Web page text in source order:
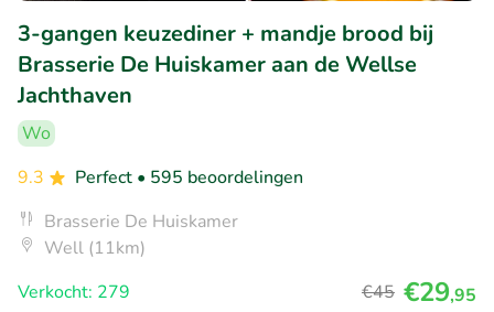
3-gangen keuzediner + mandje brood bij
Brasserie De Huiskamer aan de Wellse
Jachthaven
Wo
9.3
Perfect • 595 beoordelingen
Brasserie De Huiskamer
Well (11km)
Verkocht: 279
€45 €29,95